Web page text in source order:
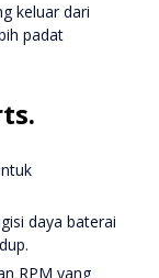
keluar dari
padat
daya baterai
RPM yang